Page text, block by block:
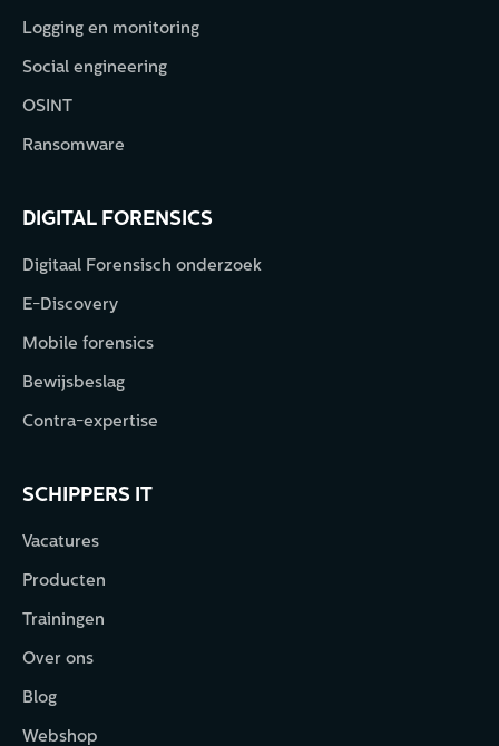
DIGITAL FORENSICS
Digitaal Forensisch onderzoek
E-Discovery
Mobile forensics
Bewijsbeslag
Contra-expertise
Logging en monitoring
Social engineering
OSINT
Ransomware
SCHIPPERS IT
Vacatures
Producten
Trainingen
Over ons
Blog
Webshop